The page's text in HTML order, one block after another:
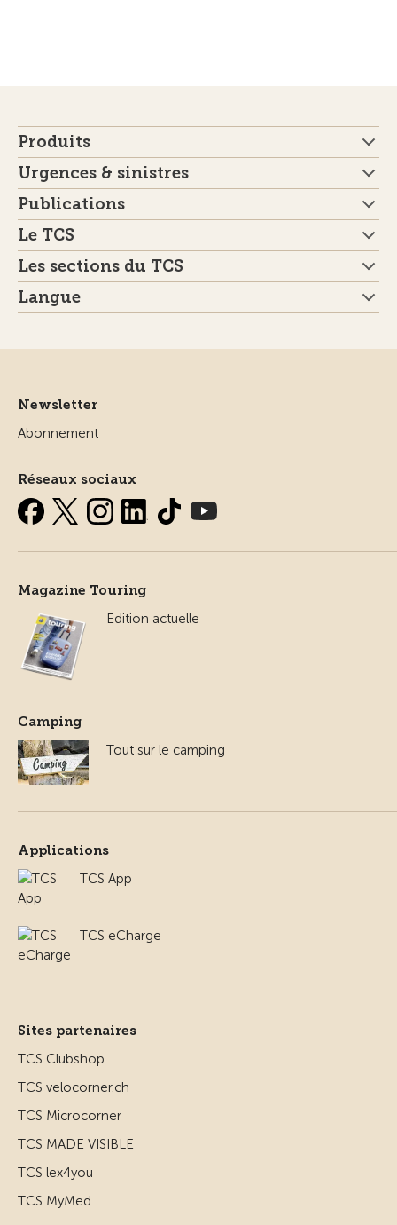
Produits
Urgences & sinistres
Publications
Le TCS
Les sections du TCS
Langue
Newsletter
Abonnement
Réseaux sociaux
Magazine Touring
Edition actuelle
Camping
Tout sur le camping
Applications
TCS App
TCS eCharge
Sites partenaires
TCS Clubshop
TCS velocorner.ch
TCS Microcorner
TCS MADE VISIBLE
TCS lex4you
TCS MyMed